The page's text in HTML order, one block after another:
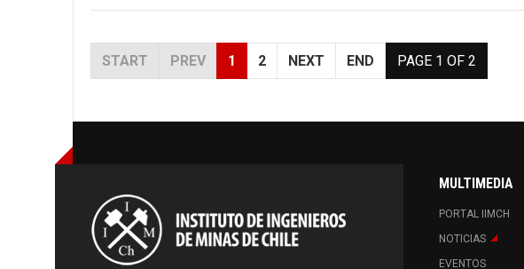
PAGE 1 OF 2
START PREV 1 2 NEXT END
MULTIMEDIA
PORTAL IIMCH
NOTICIAS
EVENTOS